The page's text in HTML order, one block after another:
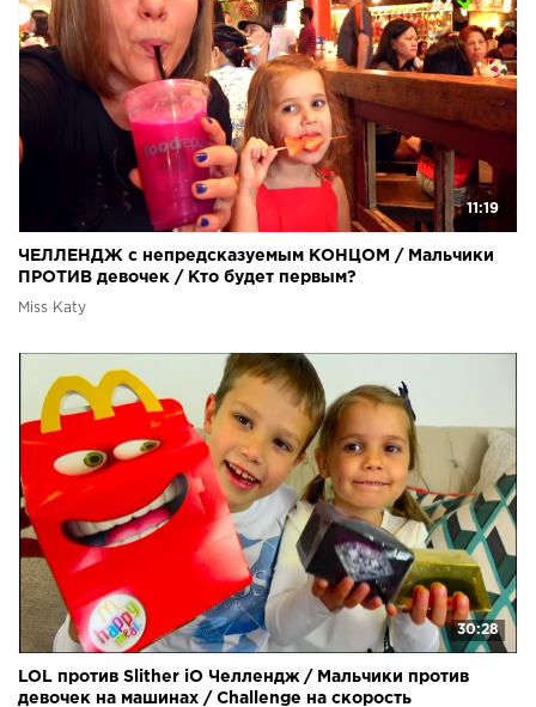
11:19
ЧЕЛЛЕНДЖ с непредсказуемым КОНЦОМ / Мальчики
ПРОТИВ девочек / Кто будет первым?
Miss Katy
30:28
LOL против Slither iO Челлендж / Мальчики против
девочек на машинах / Challenge на скорость